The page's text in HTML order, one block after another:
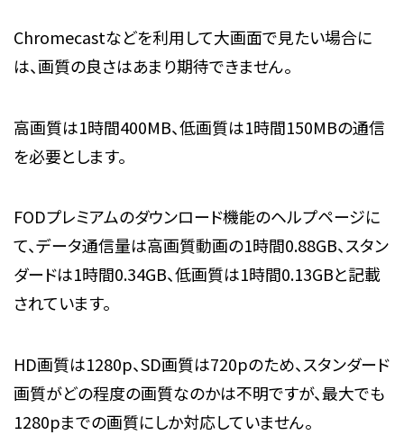
Chromecastなどを利用して大画面で見たい場合に
は、画質の良さはあまり期待できません。
高画質は1時間400MB、低画質は1時間150MBの通信
を必要とします。
FODプレミアムのダウンロード機能のヘルプページに
て、データ通信量は高画質動画の1時間0.88GB、スタン
ダードは1時間0.34GB、低画質は1時間0.13GBと記載
されています。
HD画質は1280p、SD画質は720pのため、スタンダード
画質がどの程度の画質なのかは不明ですが、最大でも
1280pまでの画質にしか対応していません。